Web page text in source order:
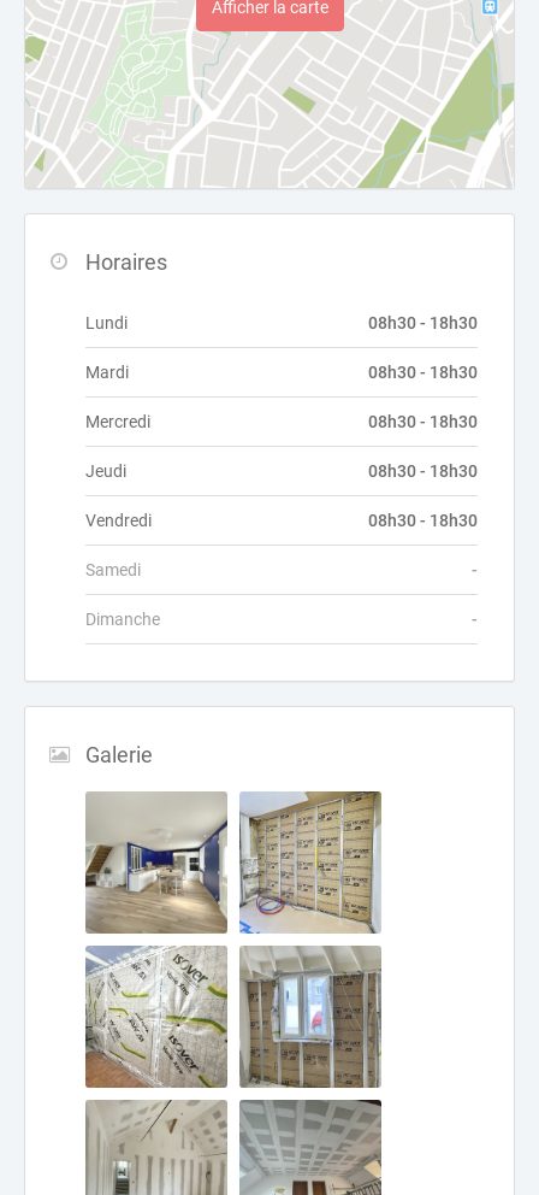
Afficher la carte
Horaires
Lundi 08h30 - 18h30
Mardi 08h30 - 18h30
Mercredi 08h30 - 18h30
Jeudi 08h30 - 18h30
Vendredi 08h30 - 18h30
Samedi -
Dimanche -
Galerie